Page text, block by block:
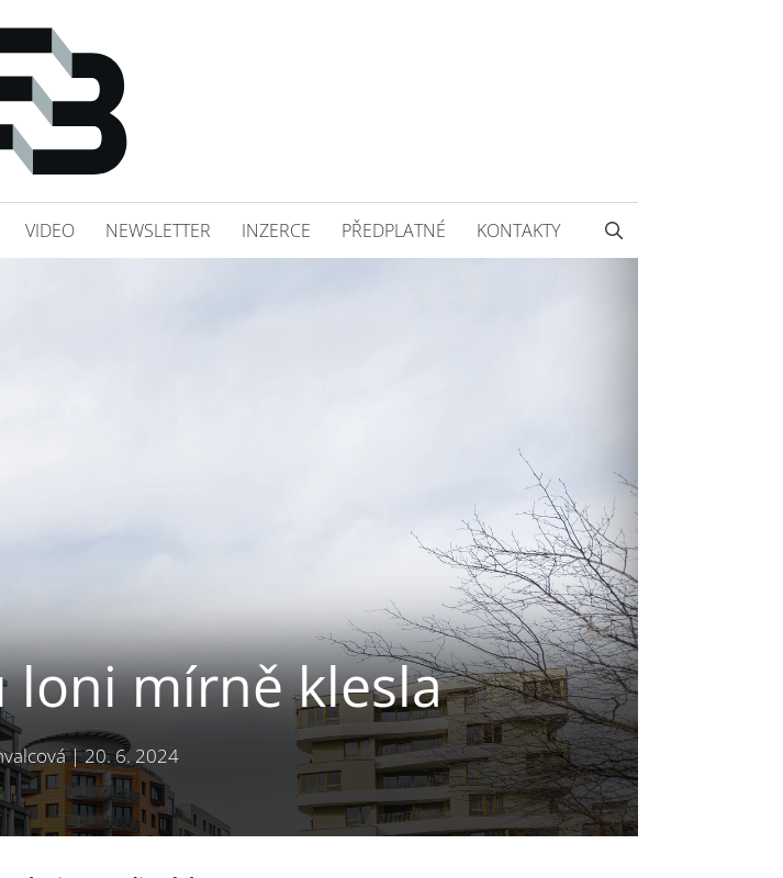
VIDEO NEWSLETTER INZERCE PŘEDPLATNÉ KONTAKTY
loni mírně klesla
|20. 6. 2024